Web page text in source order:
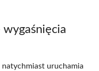
wygaśnięcia
uruchamia